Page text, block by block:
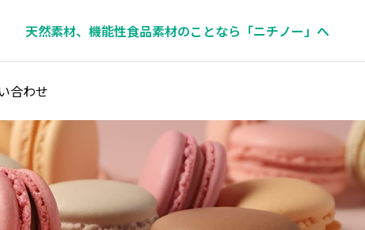
天然素材、機能性食品素材のことなら「ニチノー」へ
合わせ